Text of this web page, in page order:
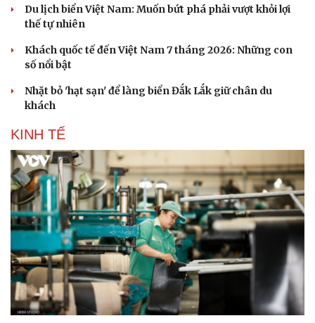
Du lịch
Tư vấn
Săn Tour
Câu chuyện thời sự
Hạt giống tâm hồn
Du lịch biển Việt Nam: Muốn bứt phá phải vượt khỏi lợi
thế tự nhiên
Khách quốc tế đến Việt Nam 7 tháng 2026: Những con
số nổi bật
Nhặt bỏ 'hạt sạn' để làng biển Đắk Lắk giữ chân du
khách
KINH TẾ